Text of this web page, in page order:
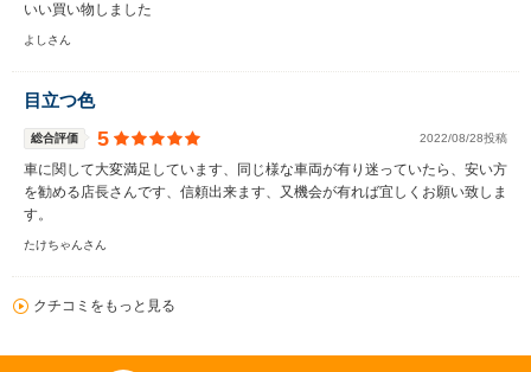
いい買い物しました
よしさん
目立つ色
総合評価 5 2022/08/28投稿
車に関して大変満足しています、同じ様な車両が有り迷っていたら、安い方
を勧める店長さんです、信頼出来ます、又機会が有れば宜しくお願い致しま
す。
たけちゃんさん
クチコミをもっと見る